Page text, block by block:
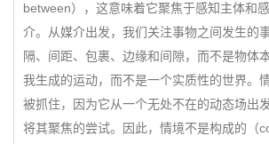
between），这意味着它聚焦于感知主体和
介。从媒介出发，我们关注事物之间发生的
隔、间距、包裹、边缘和间隙，而不是物体
我生成的运动，而不是一个实质性的世界。
被抓住，因为它从一个无处不在的动态场出
将其聚焦的尝试。因此，情境不是构成的（